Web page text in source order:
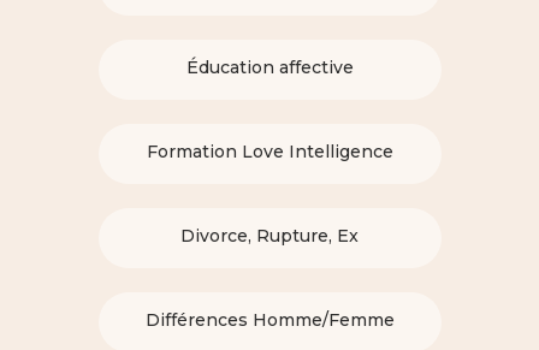
Éducation affective
Formation Love Intelligence
Divorce, Rupture, Ex
Différences Homme/Femme